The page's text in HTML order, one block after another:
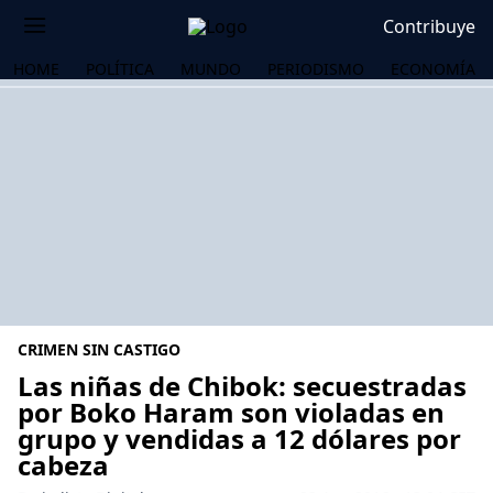
Contribuye
HOME POLÍTICA MUNDO PERIODISMO ECONOMÍA
CRIMEN SIN CASTIGO
Las niñas de Chibok: secuestradas
por Boko Haram son violadas en
grupo y vendidas a 12 dólares por
cabeza